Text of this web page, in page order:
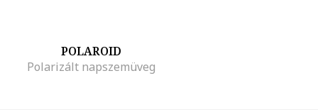
POLAROID
Polarizált napszemüveg